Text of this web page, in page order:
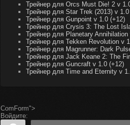
Трейнер для Orcs Must Die! 2 v
Трейнер для Star Trek (2013) v
Трейнер для Gunpoint v 1.0 (+12)
Трейнер для Crysis 3: The Lost
Трейнер для Planetary
Трейнер для Tekken Revolution v
Трейнер для Magrunner: Dark
Трейнер для Jack Keane 2: The
Трейнер для Guncraft v 1.0 (+12)
Трейнер для Time and Eternity v
ComForm">
Войдите: